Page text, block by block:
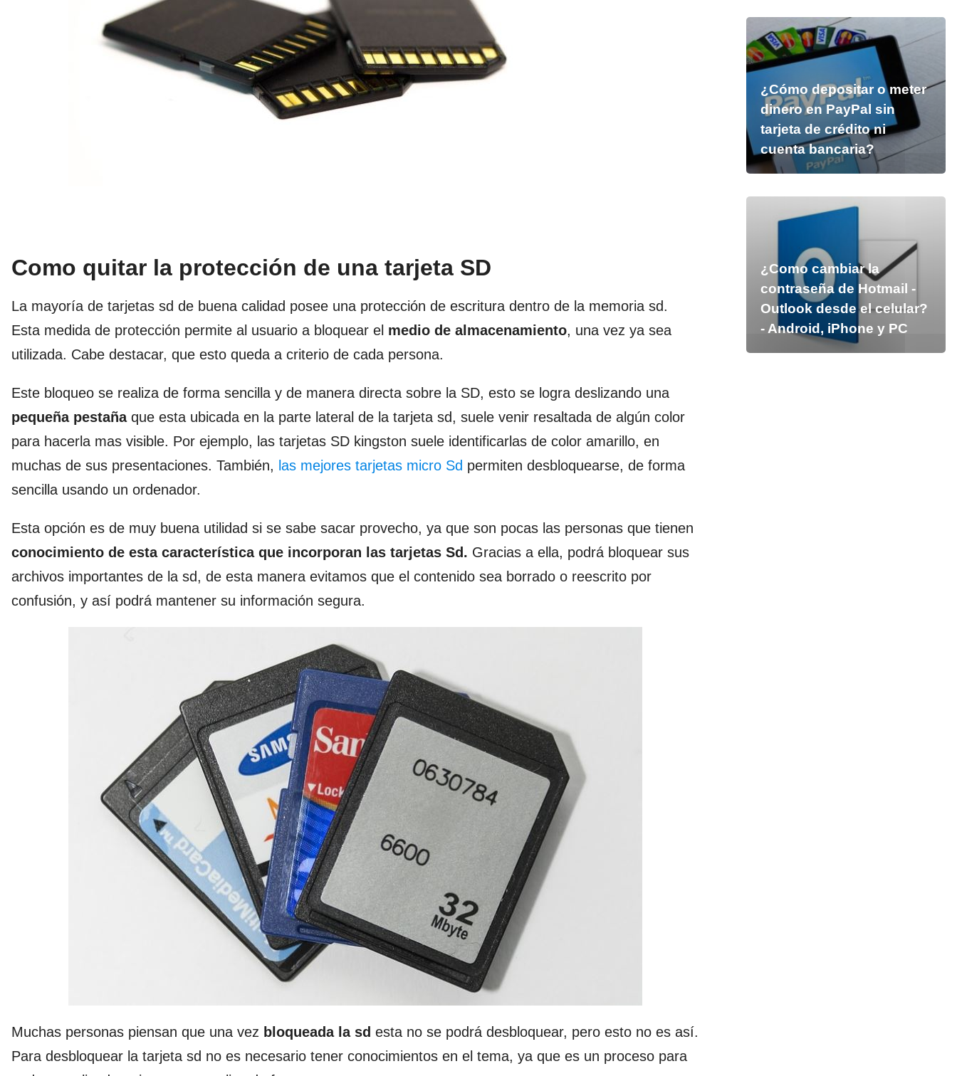
Como quitar la protección de una tarjeta SD
La mayoría de tarjetas sd de buena calidad posee una protección de escritura dentro de la memoria sd.
Esta medida de protección permite al usuario a bloquear el medio de almacenamiento, una vez ya sea
utilizada. Cabe destacar, que esto queda a criterio de cada persona.
Este bloqueo se realiza de forma sencilla y de manera directa sobre la SD, esto se logra deslizando una
pequeña pestañaque esta ubicada en la parte lateral de la tarjeta sd, suele venir resaltada de algún color
para hacerla mas visible. Por ejemplo, las tarjetas SD kingston suele identificarlas de color amarillo, en
muchas de sus presentaciones. También, las mejores tarjetas micro Sd permiten desbloquearse, de forma
sencilla usando un ordenador.
Esta opción es de muy buena utilidad si se sabe sacar provecho, ya que son pocas las personas que tienen
conocimiento de esta característica que incorporan las tarjetas Sd. Gracias a ella, podrá bloquear sus
archivos importantes de la sd, de esta manera evitamos que el contenido sea borrado o reescrito por
confusión, y así podrá mantener su información segura.
Muchas personas piensan que una vez bloqueada la sd esta no se podrá desbloquear, pero esto no es así.
Para desbloquear la tarjeta sd no es necesario tener conocimientos en el tema, ya que es un proceso para
¿Cómo depositar o meter
dinero en PayPal sin
tarjeta de crédito ni
cuenta bancaria?
¿Como cambiar la
contraseña de Hotmail -
Outlook desde el celular?
- Android, iPhone y PC